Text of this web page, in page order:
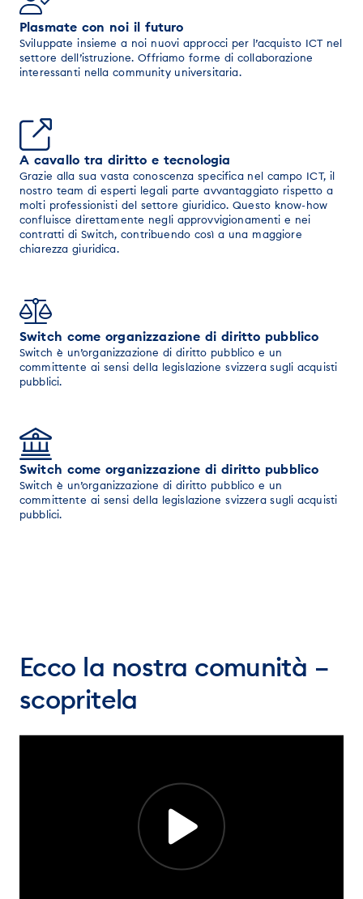
Plasmate con noi il futuro
Sviluppate insieme a noi nuovi approcci per l’acquisto ICT nel
settore dell’istruzione. Offriamo forme di collaborazione
interessanti nella community universitaria.
A cavallo tra diritto e tecnologia
Grazie alla sua vasta conoscenza specifica nel campo ICT, il
nostro team di esperti legali parte avvantaggiato rispetto a
molti professionisti del settore giuridico. Questo know-how
confluisce direttamente negli approvvigionamenti e nei
contratti di Switch, contribuendo così a una maggiore
chiarezza giuridica.
Switch come organizzazione di diritto pubblico
Switch è un’organizzazione di diritto pubblico e un
committente ai sensi della legislazione svizzera sugli acquisti
pubblici.
Switch come organizzazione di diritto pubblico
Switch è un’organizzazione di diritto pubblico e un
committente ai sensi della legislazione svizzera sugli acquisti
pubblici.
Ecco la nostra comunità –
scopritela